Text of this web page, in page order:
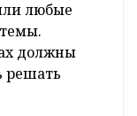
любые
должны
решать